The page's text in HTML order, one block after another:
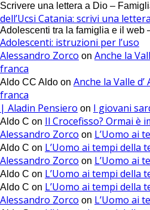
Scrivere una lettera a Dio –
dell’Ucsi Catania: scrivi una
Adolescenti tra la famiglia e il web
Adolescenti: istruzioni per l’uso
Alessandro Zorco on Anche la
franca
Aldo CC Aldo on Anche la Valle
franca
| Aladin Pensiero on I giovani
Aldo C on Il Crocefisso? Ormai è
Alessandro Zorco on L’Uomo ai
Aldo C on L’Uomo ai tempi della
Alessandro Zorco on L’Uomo ai
Aldo C on L’Uomo ai tempi della
Aldo C on L’Uomo ai tempi della
Alessandro Zorco on L’Uomo ai